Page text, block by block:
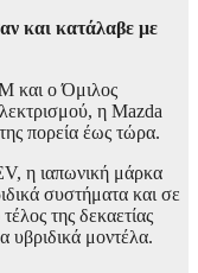
και κατάλαβε με
και ο Όμιλος
η Mazda
πορεία έως τώρα.
η ιαπωνική μάρκα
συστήματα και σε
της δεκαετίας
υβριδικά μοντέλα.